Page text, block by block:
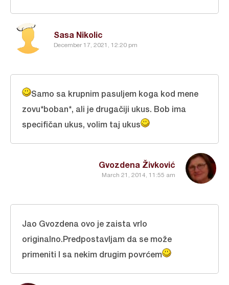
Sasa Nikolic
December 17, 2021, 12:20 pm
Gvozdena Živković
March 21, 2014, 11:55 am
Samo sa krupnim pasuljem koga kod mene
zovu*boban*, ali je drugačiji ukus. Bob ima
specifičan ukus, volim taj ukus
Jao Gvozdena ovo je zaista vrlo
originalno.Predpostavljam da se može
primeniti I sa nekim drugim povrćem